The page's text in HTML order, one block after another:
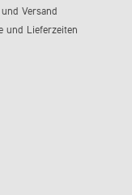
Versand
und Lieferzeiten